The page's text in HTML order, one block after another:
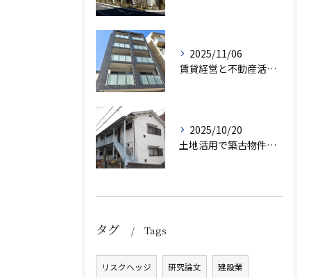
2025/11/06
賃貸経営と不動産活用の成功術と初期コスト最適化のポイント
2025/10/20
土地活用で築古物件の価値を高め収益化する実践的な方法と注意点
タグ Tags
リスクヘッジ 研究論文 建設業